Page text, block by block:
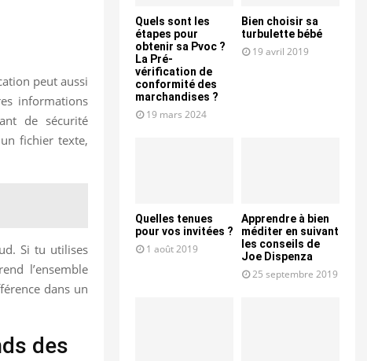
peut aussi
informations
de sécurité
fichier texte,
Si tu utilises
l’ensemble
dans un
des
Quels sont les
étapes pour
obtenir sa Pvoc ?
La Pré-
vérification de
conformité des
marchandises ?
19 mars 2024
Bien choisir sa
turbulette bébé
19 avril 2019
Quelles tenues
pour vos invitées ?
1 août 2019
Apprendre à bien
méditer en suivant
les conseils de
Joe Dispenza
25 septembre 2019